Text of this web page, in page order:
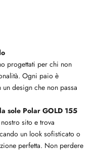
progettati per chi non
Ogni paio è
design che non passa
sole Polar GOLD 155
sito e trova
un look sofisticato o
perfetta. Non perdere